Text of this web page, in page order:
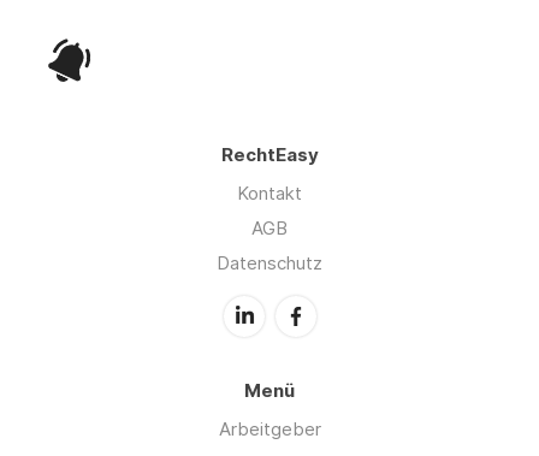
RechtEasy
Kontakt
AGB
Datenschutz
Menü
Arbeitgeber